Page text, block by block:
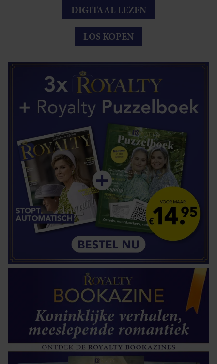
DIGITAAL LEZEN
LOS KOPEN